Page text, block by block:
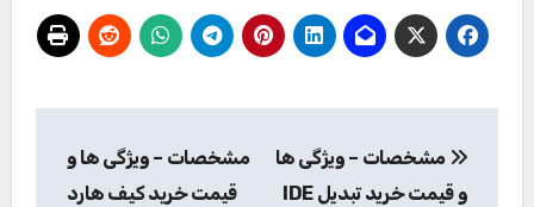
نوشته
مشخصات – ویژگی ها
و قیمت خرید تبدیل IDE
مشخصات – ویژگی ها و
قیمت خرید کیف هارد